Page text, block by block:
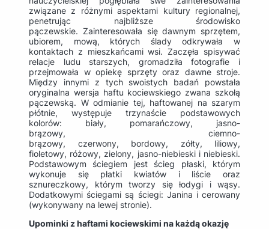
związane z różnymi aspektami kultury regionalnej,
penetrując najbliższe środowisko
pączewskie. Zainteresowała się dawnym sprzętem,
ubiorem, mową, których ślady odkrywała w
kontaktach z mieszkańcami wsi. Zaczęła spisywać
relacje ludu starszych, gromadziła fotografie i
przejmowała w opiekę sprzęty oraz dawne stroje.
Między innymi z tych swoistych badań powstała
oryginalna wersja haftu kociewskiego zwana szkołą
pączewską. W odmianie tej, haftowanej na szarym
płótnie, występuje trzynaście podstawowych
kolorów: biały, pomarańczowy, jasno-
brązowy, ciemno-
brązowy, czerwony, bordowy, zółty, liliowy,
fioletowy, różowy, zielony, jasno-niebieski i niebieski.
Podstawowym ściegiem jest ścieg płaski, którym
wykonuje się płatki kwiatów i liście oraz
sznureczkowy, którym tworzy się łodygi i wąsy.
Dodatkowymi ściegami są ściegi: Janina i cerowany
(wykonywany na lewej stronie).
Upominki z haftami kociewskimi na każdą okazję